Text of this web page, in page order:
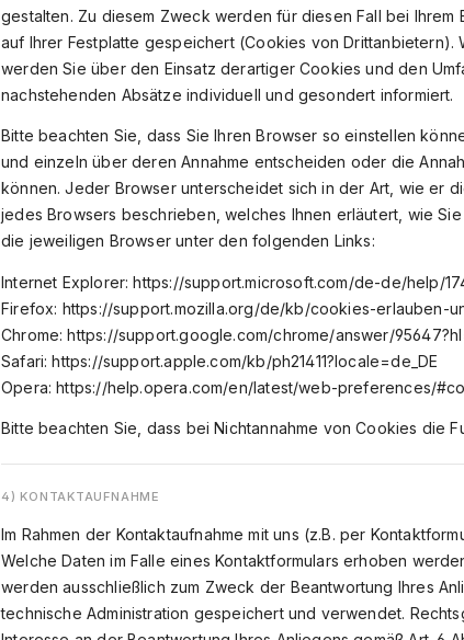
gestalten. Zu diesem Zweck werden für diesen Fall bei
auf Ihrer Festplatte gespeichert (Cookies von Drittanbietern).
werden Sie über den Einsatz derartiger Cookies und den
nachstehenden Absätze individuell und gesondert informiert.
Bitte beachten Sie, dass Sie Ihren Browser so einstellen
und einzeln über deren Annahme entscheiden oder die
können. Jeder Browser unterscheidet sich in der Art, wie er
jedes Browsers beschrieben, welches Ihnen erläutert, wie
die jeweiligen Browser unter den folgenden Links:
Internet Explorer: https://support.microsoft.com/de-de/help/
Firefox: https://support.mozilla.org/de/kb/cookies-erlauben-
Chrome: https://support.google.com/chrome/answer/
Safari: https://support.apple.com/kb/ph21411?locale=de_DE
Opera: https://help.opera.com/en/latest/web-preferences/
Bitte beachten Sie, dass bei Nichtannahme von Cookies die
4) KONTAKTAUFNAHME
Im Rahmen der Kontaktaufnahme mit uns (z.B. per
Welche Daten im Falle eines Kontaktformulars erhoben
werden ausschließlich zum Zweck der Beantwortung Ihres
technische Administration gespeichert und verwendet.